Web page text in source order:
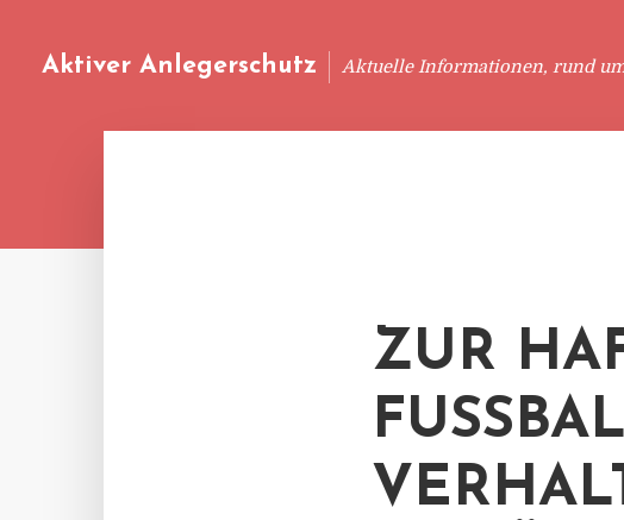
Aktiver Anlegerschutz Aktuelle Informationen, rund
ZUR